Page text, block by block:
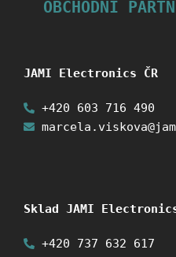
OBCHODNÍ
JAMI Electronics ČR
+420 603 716 490
Sklad JAMI
+420 737 632 617